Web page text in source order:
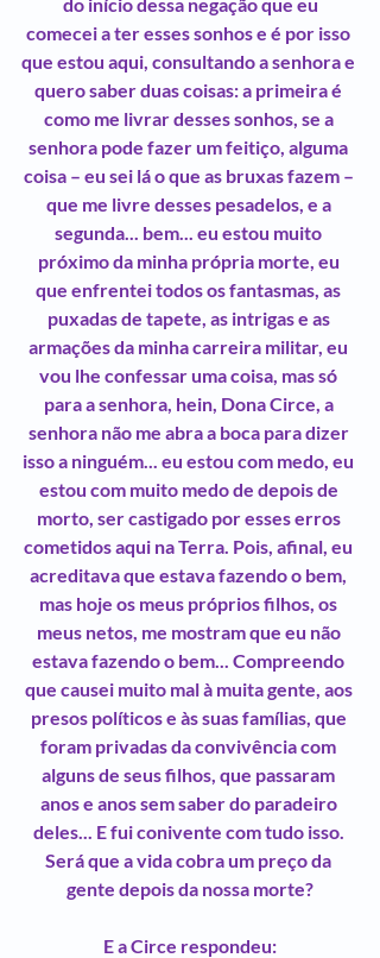
comecei a ter esses sonhos e é por isso
que estou aqui, consultando a senhora e
quero saber duas coisas: a primeira é
como me livrar desses sonhos, se a
senhora pode fazer um feitiço, alguma
coisa – eu sei lá o que as bruxas fazem –
que me livre desses pesadelos, e a
segunda... bem... eu estou muito
próximo da minha própria morte, eu
que enfrentei todos os fantasmas, as
puxadas de tapete, as intrigas e as
armações da minha carreira militar, eu
vou lhe confessar uma coisa, mas só
para a senhora, hein, Dona Circe, a
senhora não me abra a boca para dizer
isso a ninguém... eu estou com medo, eu
estou com muito medo de depois de
morto, ser castigado por esses erros
cometidos aqui na Terra. Pois, afinal, eu
acreditava que estava fazendo o bem,
mas hoje os meus próprios filhos, os
meus netos, me mostram que eu não
estava fazendo o bem... Compreendo
que causei muito mal à muita gente, aos
presos políticos e às suas famílias, que
foram privadas da convivência com
alguns de seus filhos, que passaram
anos e anos sem saber do paradeiro
deles... E fui conivente com tudo isso.
Será que a vida cobra um preço da
gente depois da nossa morte?
E a Circe respondeu: